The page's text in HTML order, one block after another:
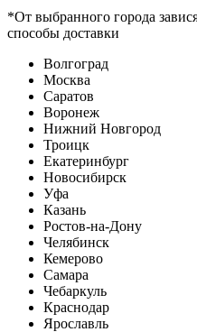
*От выбранного города
способы доставки
Волгоград
Москва
Саратов
Воронеж
Нижний Новгород
Троицк
Екатеринбург
Новосибирск
Уфа
Казань
Ростов-на-Дону
Челябинск
Кемерово
Самара
Чебаркуль
Краснодар
Ярославль